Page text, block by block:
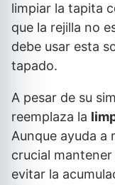
limpiar la tapita
que la rejilla no
debe usar esta
tapado.
A pesar de su
reemplaza la
Aunque ayuda a
crucial
evitar la